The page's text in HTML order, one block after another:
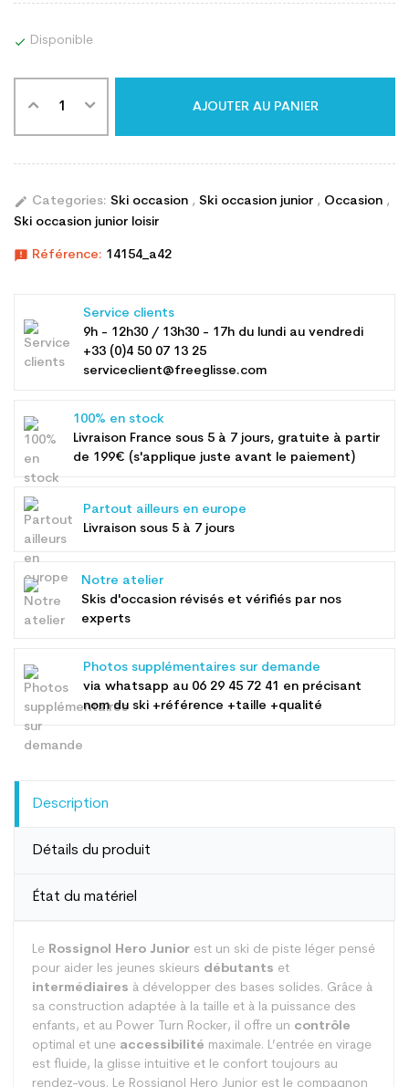
 Disponible
AJOUTER AU PANIER
edit Categories: Ski occasion , Ski occasion junior , Occasion ,
Ski occasion junior loisir
announcement Référence: 14154_a42
Service clients
9h - 12h30 / 13h30 - 17h du lundi au vendredi
+33 (0)4 50 07 13 25
serviceclient@freeglisse.com
100% en stock
Livraison France sous 5 à 7 jours, gratuite à partir
de 199€ (s'applique juste avant le paiement)
Partout ailleurs en europe
Livraison sous 5 à 7 jours
Notre atelier
Skis d'occasion révisés et vérifiés par nos
experts
Photos supplémentaires sur demande
via whatsapp au 06 29 45 72 41 en précisant
nom du ski +référence +taille +qualité
Description
Détails du produit
État du matériel
Le Rossignol Hero Junior est un ski de piste léger pensé
pour aider les jeunes skieurs débutants et
intermédiaires à développer des bases solides. Grâce à
sa construction adaptée à la taille et à la puissance des
enfants, et au Power Turn Rocker, il offre un contrôle
optimal et une accessibilité maximale. L’entrée en virage
est fluide, la glisse intuitive et le confort toujours au
rendez-vous. Le Rossignol Hero Junior est le compagnon